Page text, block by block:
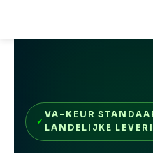
VA-KEUR
LANDELIJKE